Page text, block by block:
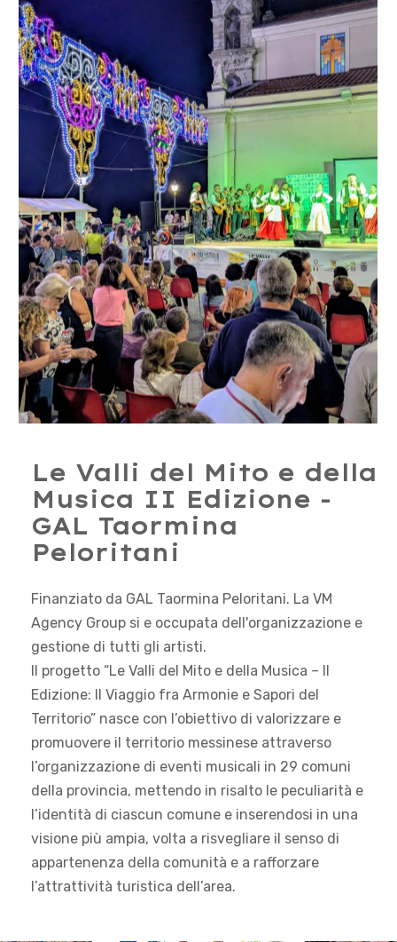
Le Valli del Mito e della
Musica II Edizione -
GAL Taormina
Peloritani
Finanziato da GAL Taormina Peloritani. La VM
Agency Group si e occupata dell'organizzazione e
gestione di tutti gli artisti.
Il progetto “Le Valli del Mito e della Musica – II
Edizione: Il Viaggio fra Armonie e Sapori del
Territorio” nasce con l’obiettivo di valorizzare e
promuovere il territorio messinese attraverso
l’organizzazione di eventi musicali in 29 comuni
della provincia, mettendo in risalto le peculiarità e
l’identità di ciascun comune e inserendosi in una
visione più ampia, volta a risvegliare il senso di
appartenenza della comunità e a rafforzare
l’attrattività turistica dell’area.